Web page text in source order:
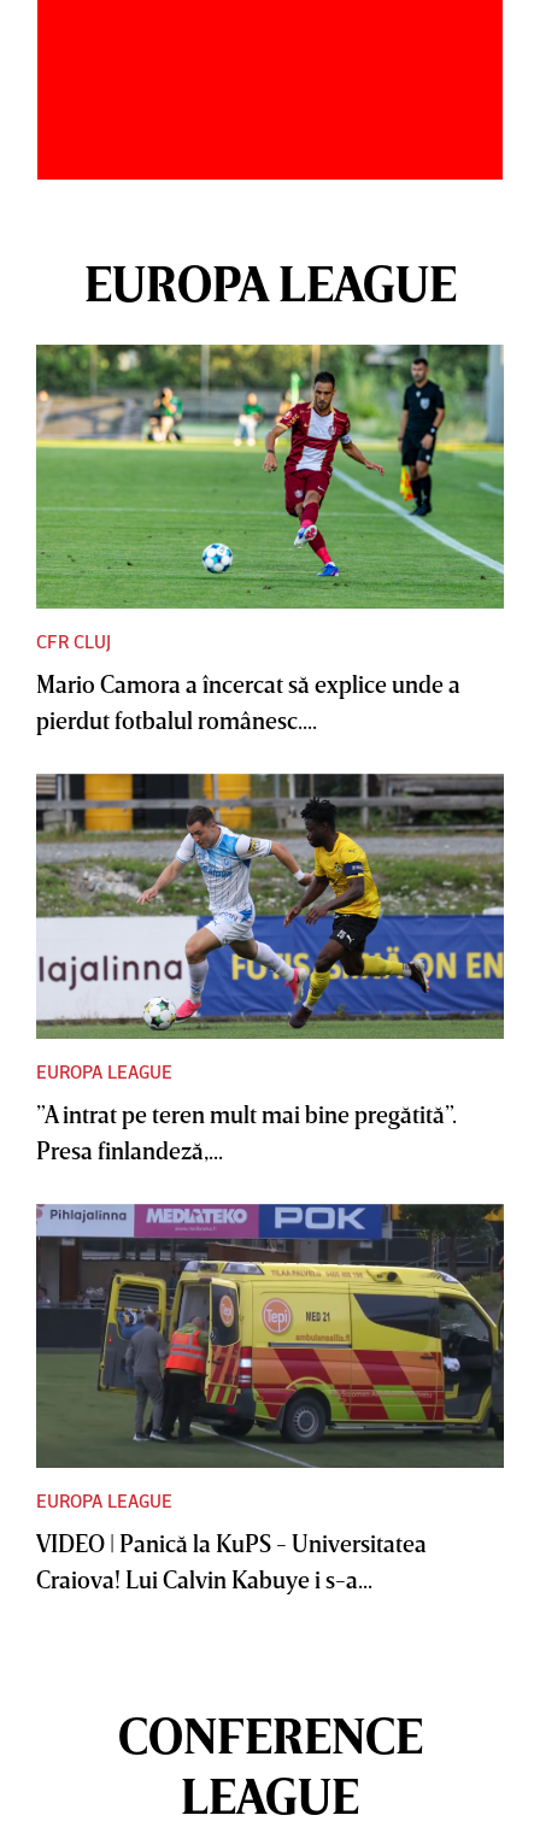
EUROPA LEAGUE
CFR CLUJ
Mario Camora a încercat să explice unde a
pierdut fotbalul românesc....
EUROPA LEAGUE
”A intrat pe teren mult mai bine pregătită”.
Presa finlandeză,...
EUROPA LEAGUE
VIDEO | Panică la KuPS - Universitatea
Craiova! Lui Calvin Kabuye i s-a...
CONFERENCE
LEAGUE